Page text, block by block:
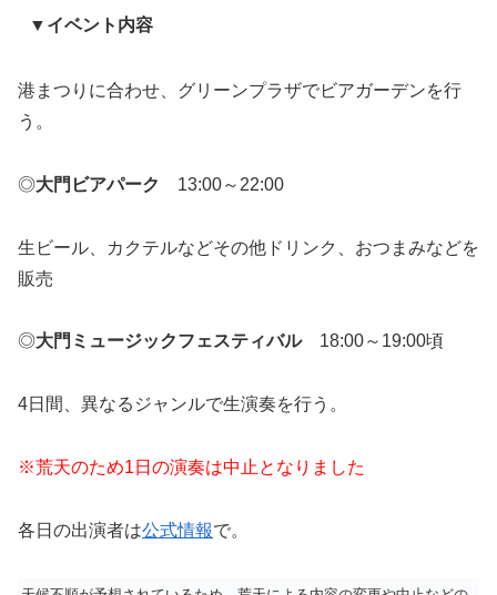
▼イベント内容
港まつりに合わせ、グリーンプラザでビアガーデンを行
う。
◎大門ビアパーク 13:00～22:00
生ビール、カクテルなどその他ドリンク、おつまみなどを
販売
◎大門ミュージックフェスティバル18:00～19:00頃
4日間、異なるジャンルで生演奏を行う。
※荒天のため1日の演奏は中止となりました
各日の出演者は公式情報で。